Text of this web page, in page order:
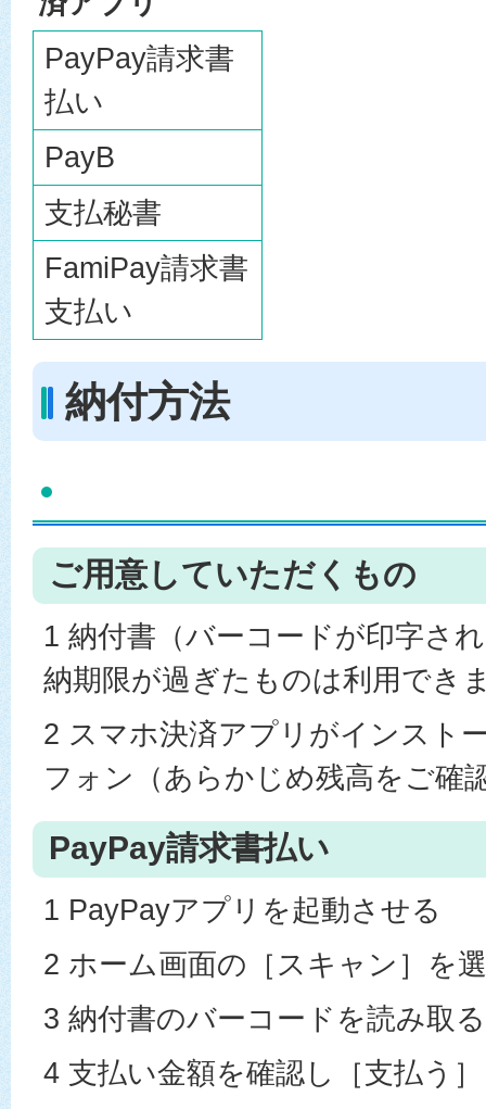
PayPay請求書
払い
PayB
支払秘書
FamiPay請求書
支払い
納付方法
ご用意していただくもの
1 納付書（バーコードが印字さ
納期限が過ぎたものは利用でき
2 スマホ決済アプリがインスト
フォン（あらかじめ残高をご確
PayPay請求書払い
1 PayPayアプリを起動させる
2 ホーム画面の［スキャン］を
3 納付書のバーコードを読み取る
4 支払い金額を確認し［支払う